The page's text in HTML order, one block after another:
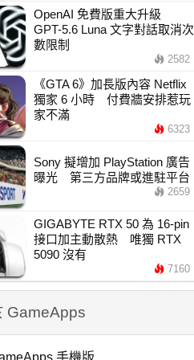
OpenAI 免費版重大升級
GPT-5.6 Luna 文字對話取消次
數限制
2582
《GTA 6》加長版內容 Netflix
獨家 6 小時 付費牆安排惹玩
家不滿
6323
Sony 擬增加 PlayStation 廣告
曝光 第三方品牌或進駐平台
2659
GIGABYTE RTX 50 為 16-pin
接口加主動散熱 唯獨 RTX
5090 沒有
7160
GameApps
手機版